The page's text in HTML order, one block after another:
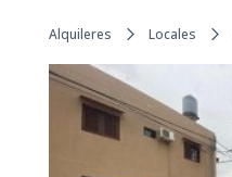
Alquileres Locales